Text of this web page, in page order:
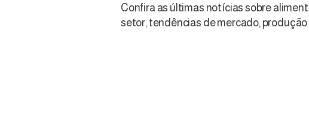
Confira as últimas notícias sobre
setor, tendências de mercado,